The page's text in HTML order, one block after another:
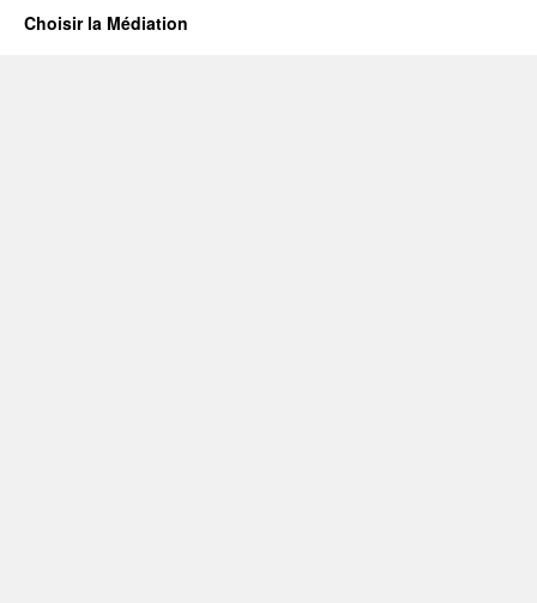
Choisir la Médiation